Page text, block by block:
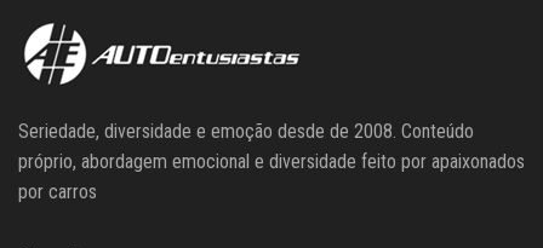
Seriedade, diversidade e emoção desde de 2008. Conteúdo
próprio, abordagem emocional e diversidade feito por apaixonados
por carros